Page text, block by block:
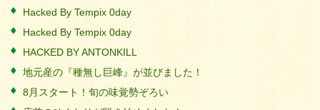
Hacked By Tempix 0day
Hacked By Tempix 0day
HACKED BY ANTONKILL
地元産の『種無し巨峰』が並びました！
8月スタート！旬の味覚勢ぞろい